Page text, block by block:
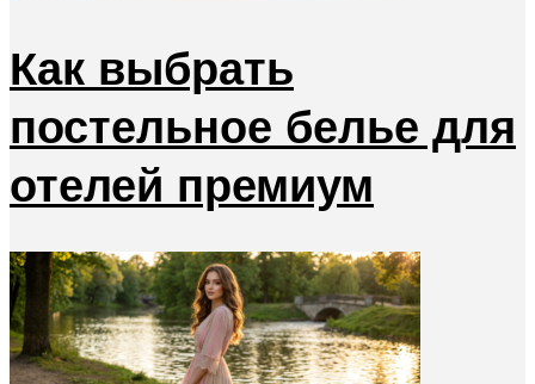
Как выбрать
постельное белье для
отелей премиум